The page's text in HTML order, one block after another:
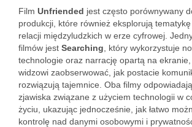
Film Unfriended jest często porównywany
produkcji, które również eksplorują
relacji międzyludzkich w erze cyfrowej.
filmów jest Searching , który wykorzystuje
technologie oraz narrację opartą na
widzowi zaobserwować, jak postacie
rozwiązują tajemnice. Oba filmy
zjawiska związane z użyciem technologii w
życiu, ukazując jednocześnie, jak łatwo
kontrolę nad danymi osobowymi i